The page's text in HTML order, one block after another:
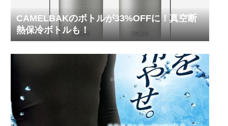
CAMELBAKのボトルが33%OFFに！真空断
熱保冷ボトルも！